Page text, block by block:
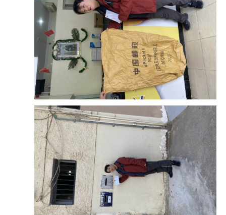
句“酒店”，我掏出预订单给他看了就直接给我放行
了。入境后直接去领手机卡。有三家，摩洛哥 电
信、orange、iwin，orange的没啥人排队就直接去找
柜台要了一张卡，事后用的感觉也觉得还不错。根
据卡片上的号码，直接在微信公众号上充流量就可
以用了。然后用事先兑换的欧元换当地货币迪拉
姆，机场的汇率不好，50欧只换了516迪拉姆。后面
在市区换，50欧可以换到530迪拉姆。